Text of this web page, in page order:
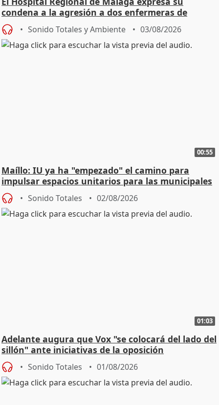
condena a la agresión a dos enfermeras de
Urgencias
Sonido Totales y Ambiente 03/08/2026
00:55
Maíllo: IU ya ha "empezado" el camino para
impulsar espacios unitarios para las municipales
Sonido Totales 02/08/2026
01:03
Adelante augura que Vox "se colocará del lado del
sillón" ante iniciativas de la oposición
Sonido Totales 01/08/2026